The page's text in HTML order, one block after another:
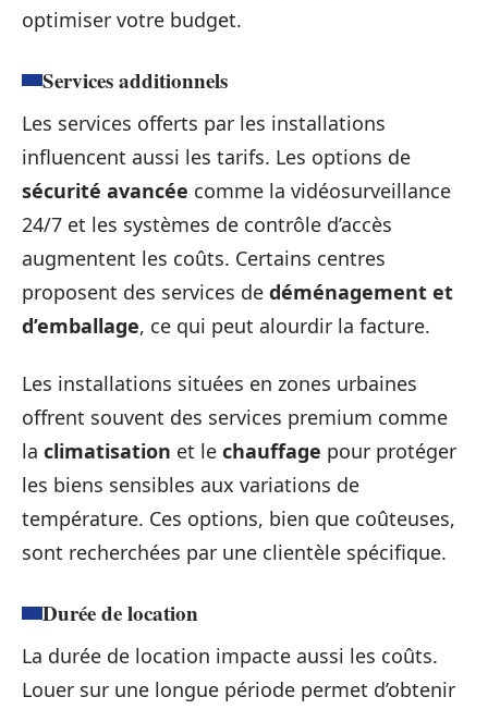
optimiser votre budget.
Services additionnels
Les services offerts par les installations
influencent aussi les tarifs. Les options de
sécurité avancée comme la vidéosurveillance
24/7 et les systèmes de contrôle d’accès
augmentent les coûts. Certains centres
proposent des services de déménagement et
d’emballage, ce qui peut alourdir la facture.
Les installations situées en zones urbaines
offrent souvent des services premium comme
la climatisation et le chauffage pour protéger
les biens sensibles aux variations de
température. Ces options, bien que coûteuses,
sont recherchées par une clientèle spécifique.
Durée de location
La durée de location impacte aussi les coûts.
Louer sur une longue période permet d’obtenir